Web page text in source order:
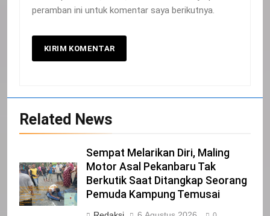
peramban ini untuk komentar saya berikutnya.
Related News
Sempat Melarikan Diri, Maling
Motor Asal Pekanbaru Tak
Berkutik Saat Ditangkap Seorang
Pemuda Kampung Temusai
Selamat Hari Kebangkitan Nasional
IKLAN
21
Iklan Pemerintah Kabupaten Siak